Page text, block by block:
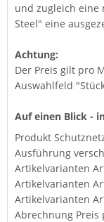
und zugleich eine
Steel" eine
Achtung:
Der Preis gilt pro
Auswahlfeld
Auf einen Blick -
Produkt
Ausführung
Artikelvarianten
Artikelvarianten
Artikelvarianten
Abrechnung Preis